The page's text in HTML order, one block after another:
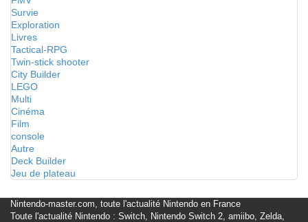
Survie
Exploration
Livres
Tactical-RPG
Twin-stick shooter
City Builder
LEGO
Multi
Cinéma
Film
console
Autre
Deck Builder
Jeu de plateau
Nintendo-master.com, toute l'actualité Nintendo en France
Toute l'actualité Nintendo : Switch, Nintendo Switch 2, amiibo, Zelda,